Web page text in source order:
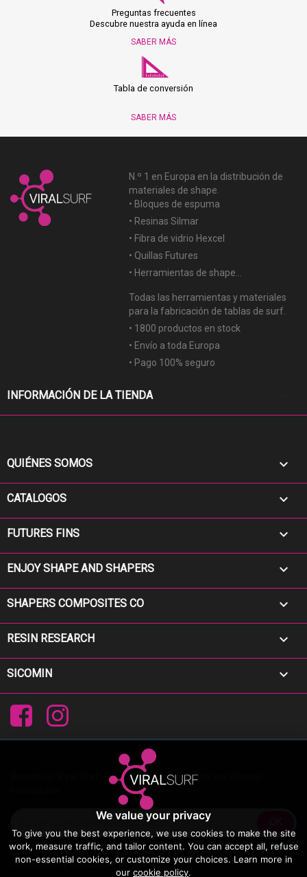
We value your privacy
To give you the best experience, we use cookies to make the site
work, measure traffic, and tailor content. You can accept all, refuse
non-essential cookies, or customize your choices. Learn more in
our cookie policy.
Preguntas frecuentes
Descubre nuestra ayuda en línea
SABER MÁS
Tabla de conversión
SABER MÁS
N.º 1 en Europa en la distribución de
materiales de shape.
• Bloques de espuma
• Resinas Silmar
• Fibra de vidrio Hexcel
• Quillas Futures
• Herramientas de shape...
Todas las herramientas y materiales
para la fabricación de tablas de surf.
• 1800 productos en stock
• Envío a toda Europa
• Pago 100% seguro
INFORMACIÓN DE LA TIENDA
QUIÉNES SOMOS 
CATALOGOS 
FUTURES FINS 
ENJOY SHAPE AND SHAPERS 
SHAPERS COMPOSITES CO 
RESIN RESEARCH 
SICOMIN 
FacebookInstagram
Boletín de Viral Surf – Suscríbete para recibir las últimas
Puede darse de baja en cualquier momento. Para ello, consulte nuestra
información de contacto en el aviso legal.